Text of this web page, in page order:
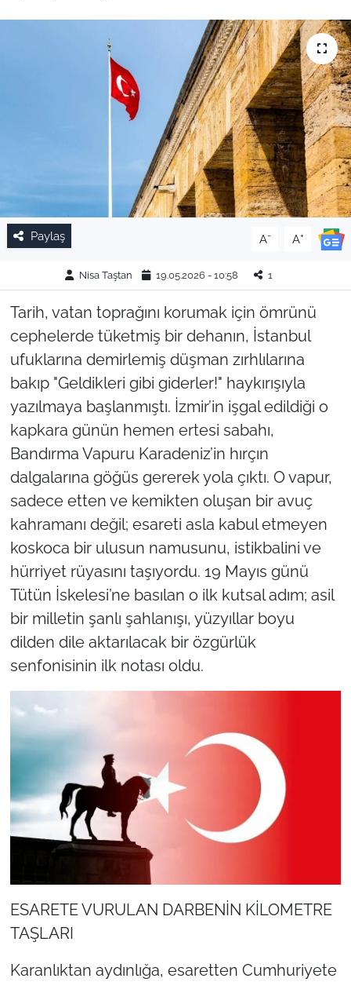
Paylaş A- A+
Nisa Taştan 19.05.2026 - 10:58 1
Tarih, vatan toprağını korumak için ömrünü
cephelerde tüketmiş bir dehanın, İstanbul
ufuklarına demirlemiş düşman zırhlılarına
bakıp "Geldikleri gibi giderler!" haykırışıyla
yazılmaya başlanmıştı. İzmir’in işgal edildiği o
kapkara günün hemen ertesi sabahı,
Bandırma Vapuru Karadeniz’in hırçın
dalgalarına göğüs gererek yola çıktı. O vapur,
sadece etten ve kemikten oluşan bir avuç
kahramanı değil; esareti asla kabul etmeyen
koskoca bir ulusun namusunu, istikbalini ve
hürriyet rüyasını taşıyordu. 19 Mayıs günü
Tütün İskelesi’ne basılan o ilk kutsal adım; asil
bir milletin şanlı şahlanışı, yüzyıllar boyu
dilden dile aktarılacak bir özgürlük
senfonisinin ilk notası oldu.
ESARETE VURULAN DARBENİN KİLOMETRE
TAŞLARI
Karanlıktan aydınlığa, esaretten Cumhuriyete